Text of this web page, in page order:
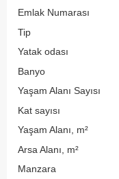
Emlak Numarası
Tip
Yatak odası
Banyo
Yaşam Alanı Sayısı
Kat sayısı
Yaşam Alanı, m²
Arsa Alanı, m²
Manzara